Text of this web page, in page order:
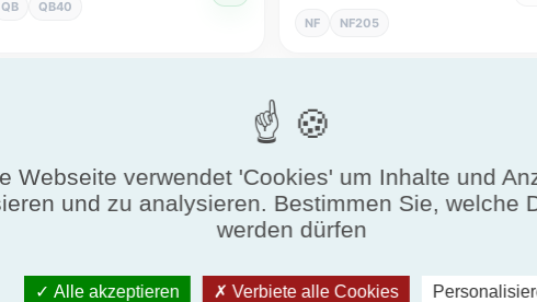
QB QB40
NF NF205
Eurovent
Eurovent Wärmepumpen
Webseite verwendet 'Cookies' um Inhalte und
und zu analysieren. Bestimmen Sie, welche
werden dürfen
Alle akzeptieren Verbiete alle Cookies